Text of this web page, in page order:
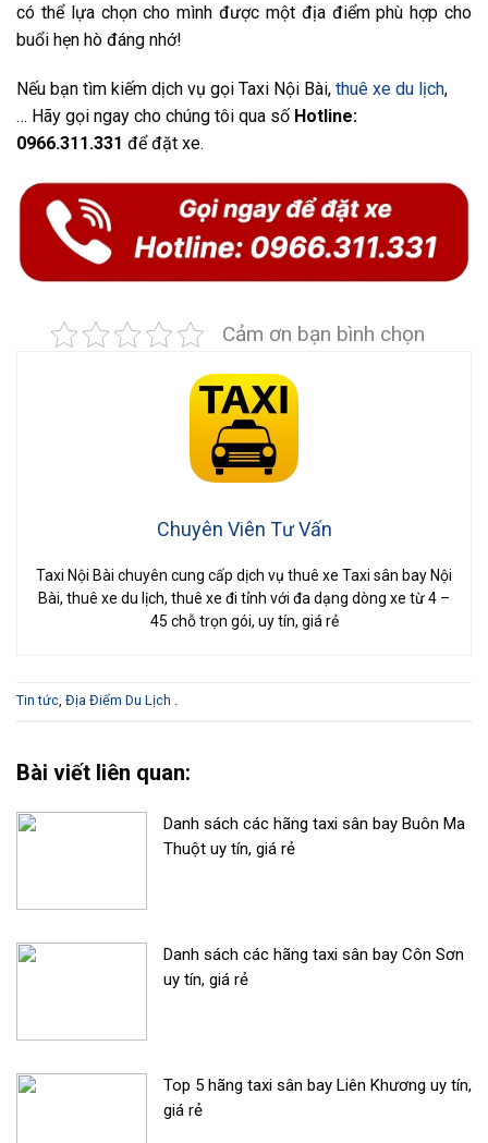
có thể lựa chọn cho mình được một địa điểm phù hợp cho
buổi hẹn hò đáng nhớ!
Nếu bạn tìm kiếm dịch vụ gọi Taxi Nội Bài, thuê xe du lịch,
… Hãy gọi ngay cho chúng tôi qua số Hotline:
0966.311.331 để đặt xe.
Cảm ơn bạn bình chọn
Chuyên Viên Tư Vấn
Taxi Nội Bài chuyên cung cấp dịch vụ thuê xe Taxi sân bay Nội
Bài, thuê xe du lịch, thuê xe đi tỉnh với đa dạng dòng xe từ 4 –
45 chỗ trọn gói, uy tín, giá rẻ
Tin tức, Địa Điểm Du Lịch .
Bài viết liên quan:
Danh sách các hãng taxi sân bay Buôn Ma
Thuột uy tín, giá rẻ
Danh sách các hãng taxi sân bay Côn Sơn
uy tín, giá rẻ
Top 5 hãng taxi sân bay Liên Khương uy tín,
giá rẻ